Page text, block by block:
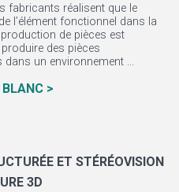
fabricants réalisent que le
l’élément fonctionnel dans la
de pièces est
des pièces
dans un environnement ...
BLANC >
ET STÉRÉOVISION
3D